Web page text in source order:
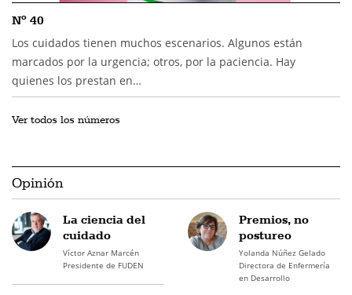
Nº 40
Los cuidados tienen muchos escenarios. Algunos están
marcados por la urgencia; otros, por la paciencia. Hay
quienes los prestan en…
Ver todos los números
Opinión
La ciencia del
cuidado
Víctor Aznar Marcén
Presidente de FUDEN
Premios, no
postureo
Yolanda Núñez Gelado
Directora de Enfermería
en Desarrollo